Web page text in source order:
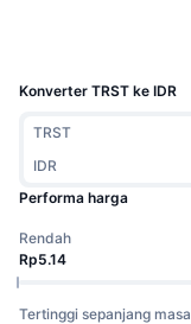
Konverter TRST ke IDR
TRST
IDR
Performa harga
Rendah
Rp5.14
Tertinggi sepanjang masa